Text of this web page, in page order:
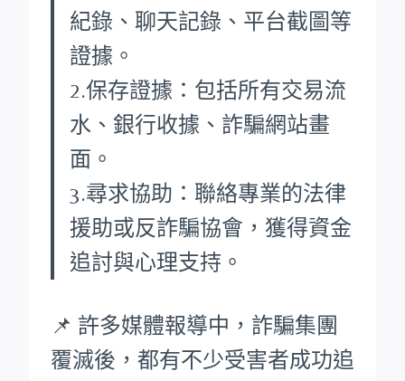
紀錄、聊天記錄、平台截圖等
證據。
2.保存證據：包括所有交易流
水、銀行收據、詐騙網站畫
面。
3.尋求協助：聯絡專業的法律
援助或反詐騙協會，獲得資金
追討與心理支持。
📌 許多媒體報導中，詐騙集團
覆滅後，都有不少受害者成功追